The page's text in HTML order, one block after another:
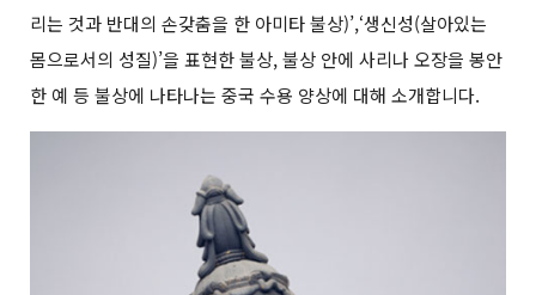
리는 것과 반대의 손갖춤을 한 아미타 불상)’,‘생신성(살아있는
몸으로서의 성질)’을 표현한 불상, 불상 안에 사리나 오장을 봉안
한 예 등 불상에 나타나는 중국 수용 양상에 대해 소개합니다.